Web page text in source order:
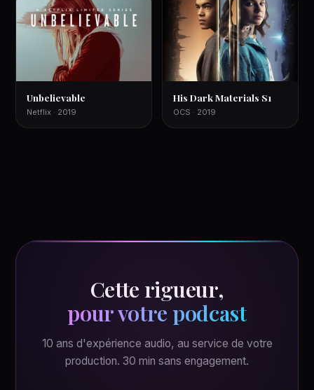
Unbelievable
Netflix · 2019
His Dark Materials S1
OCS · 2019
Cette rigueur,
pour votre podcast
10 ans d'expérience audio, au service de votre
production. 30 min sans engagement.